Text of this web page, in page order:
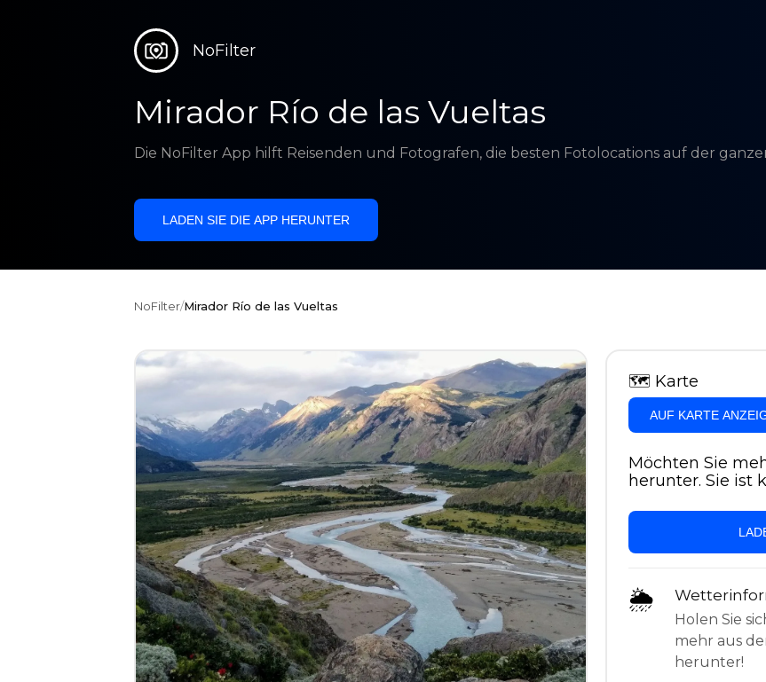
NoFilter
Mirador Río de las Vueltas
Die NoFilter App hilft Reisenden und Fotografen, die besten Fotolocations auf der
LADEN SIE DIE APP HERUNTER
NoFilter/Mirador Río de las Vueltas
🗺 Karte
AUF KARTE
Möchten Sie
herunter. Sie ist
🌦
Holen Sie
mehr aus
herunter!